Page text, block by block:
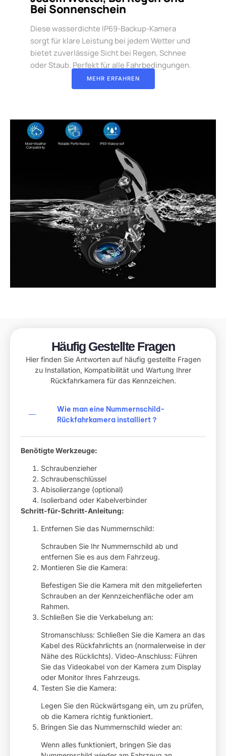
Bei Sonnenschein
Diese wasserdichte IP69-Backup-Kamera
sorgt für klare Leistung bei jedem Wetter und
bietet zuverlässige Sicht bei Regen, Schnee
oder Staub. Perfekt für alle Fahrbedingungen.
MEHR ERFAHREN
Häufig Gestellte Fragen
Hier finden Sie Antworten auf häufig gestellte Fragen
zu Installation, Kompatibilität und Wartung Ihrer
Rückfahrkamera für das Kennzeichen.
Wie man eine Nummernschild-
Rückfahrkamera installiert？
Benötigte Werkzeuge:
Schraubenzieher
Schraubenschlüssel
Abisolierzange (optional)
Isolierband oder Kabelverbinder
Schritt-für-Schritt-Anleitung:
Entfernen Sie das Nummernschild:
Schrauben Sie Ihr Nummernschild ab und
entfernen Sie es aus dem Fahrzeug.
Montieren Sie die Kamera:
Befestigen Sie die Kamera mit den mitgelieferten
Schrauben an der Kennzeichenfläche oder am
Rahmen.
Schließen Sie die Verkabelung an:
Stromanschluss: Schließen Sie die Kamera an das
Kabel des Rückfahrlichts an (normalerweise in der
Nähe des Rücklichts). Video-Anschluss: Führen
Sie das Videokabel von der Kamera zum Display
oder Monitor Ihres Fahrzeugs.
Testen Sie die Kamera:
Legen Sie den Rückwärtsgang ein, um zu prüfen,
ob die Kamera richtig funktioniert.
Bringen Sie das Nummernschild wieder an:
Wenn alles funktioniert, bringen Sie das